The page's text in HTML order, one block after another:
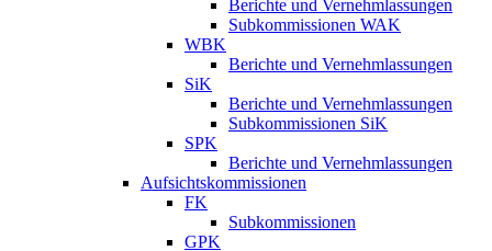
Berichte und Vernehmlassungen
Subkommissionen WAK
WBK
Berichte und Vernehmlassungen
SiK
Berichte und Vernehmlassungen
Subkommissionen SiK
SPK
Berichte und Vernehmlassungen
Aufsichtskommissionen
FK
Subkommissionen
GPK